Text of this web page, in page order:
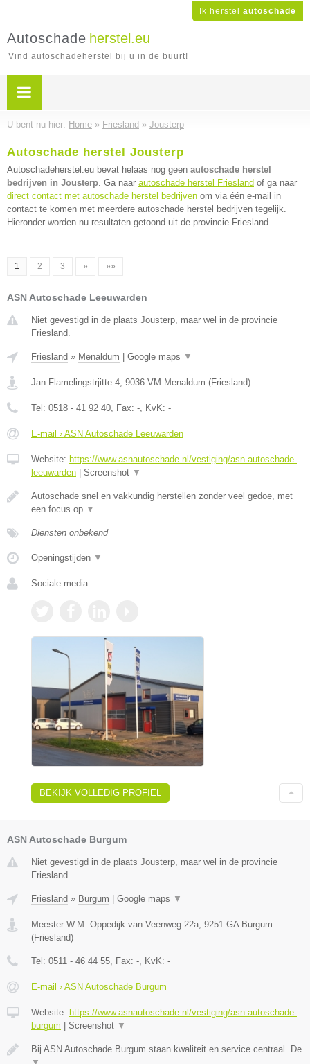
Ik herstel autoschade
Autoschade herstel.eu
Vind autoschadeherstel bij u in de buurt!
U bent nu hier: Home » Friesland » Jousterp
Autoschade herstel Jousterp
Autoschadeherstel.eu bevat helaas nog geen autoschade herstel
bedrijven in Jousterp. Ga naar autoschade herstel Friesland of ga naar
direct contact met autoschade herstel bedrijven om via één e-mail in
contact te komen met meerdere autoschade herstel bedrijven tegelijk.
Hieronder worden nu resultaten getoond uit de provincie Friesland.
1 2 3 » »»
ASN Autoschade Leeuwarden
Niet gevestigd in de plaats Jousterp, maar wel in de provincie
Friesland.
Friesland » Menaldum Google maps ▼
Jan Flamelingstrjitte 4, 9036 VM Menaldum (Friesland)
Tel: 0518 - 41 92 40, Fax: -, KvK: -
E-mail › ASN Autoschade Leeuwarden
Website: https://www.asnautoschade.nl/vestiging/asn-autoschade-
leeuwarden
Screenshot ▼
Autoschade snel en vakkundig herstellen zonder veel gedoe, met
een focus op ▼
Diensten onbekend
Openingstijden ▼
Sociale media:
BEKIJK VOLLEDIG PROFIEL
ASN Autoschade Burgum
Niet gevestigd in de plaats Jousterp, maar wel in de provincie
Friesland.
Friesland » Burgum | Google maps ▼
Meester W.M. Oppedijk van Veenweg 22a 9251 GA Burgum
(Friesland)
Tel: 0511 - 46 44 55 , Fax: - , KvK: -
E-mail › ASN Autoschade Burgum
Website: https://www.asnautoschade.nl/vestiging/asn-autoschade-
burgum | Screenshot ▼
Bij ASN Autoschade Burgum staan kwaliteit en service centraal. De
▼